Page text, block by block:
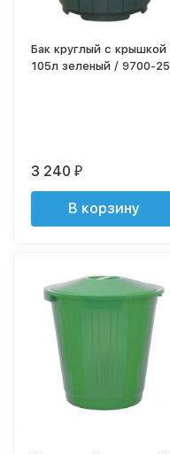
Бак круглый с крышкой
105л зеленый / 9700-25
3 240₽
В корзину